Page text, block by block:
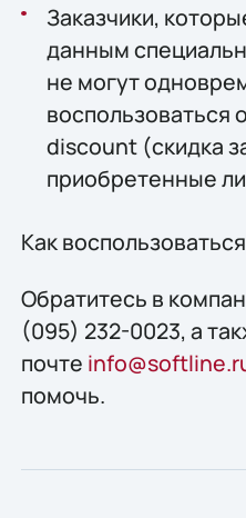
Заказчики,
данным
не могут
воспользоваться
discount (скидка
приобретенные
Как
Обратитесь в
(095) 232-0023, а
почте
помочь.